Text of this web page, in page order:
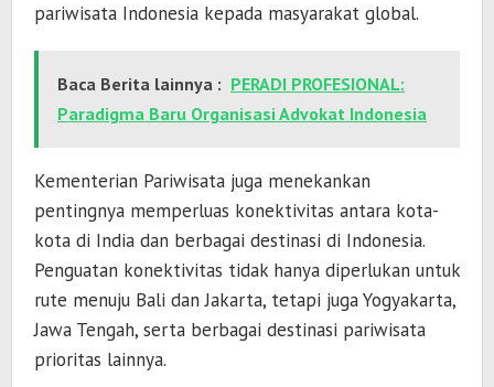
pariwisata Indonesia kepada masyarakat global.
Baca Berita lainnya : PERADI PROFESIONAL:
Paradigma Baru Organisasi Advokat Indonesia
Kementerian Pariwisata juga menekankan
pentingnya memperluas konektivitas antara kota-
kota di India dan berbagai destinasi di Indonesia.
Penguatan konektivitas tidak hanya diperlukan untuk
rute menuju Bali dan Jakarta, tetapi juga Yogyakarta,
Jawa Tengah, serta berbagai destinasi pariwisata
prioritas lainnya.